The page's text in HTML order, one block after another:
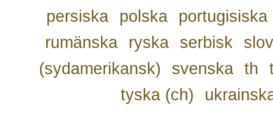
persiska
polska
portugisiska
rumänska
ryska serbisk
(sydamerikansk)
svenska th
tyska (ch)